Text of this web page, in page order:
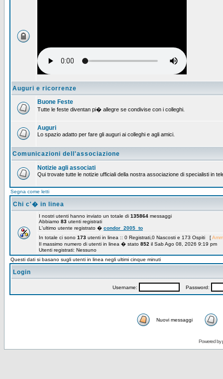
Auguri e ricorrenze
Buone Feste
Tutte le feste diventan pi� allegre se condivise con i colleghi.
Auguri
Lo spazio adatto per fare gli auguri ai colleghi e agli amici.
Comunicazioni dell'associazione
Notizie agli associati
Qui trovate tutte le notizie ufficiali della nostra associazione di specialisti in
Segna come letti
Chi c'� in linea
I nostri utenti hanno inviato un totale di 135864 messaggi
Abbiamo 83 utenti registrati
L'ultimo utente registrato � condor_2005_to
In totale ci sono 173 utenti in linea :: 0 Registrati,0 Nascosti e 173 Ospiti [
Il massimo numero di utenti in linea � stato 852 il Sab Ago 08, 2026 9:19 pm
Utenti registrati: Nessuno
Questi dati si basano sugli utenti in linea negli ultimi cinque minuti
Login
Username: Password:
Nuovi messaggi
Powered by